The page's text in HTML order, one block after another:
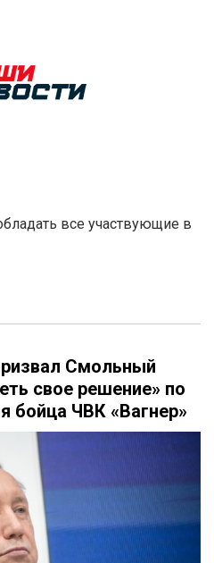
все участвующие в
Смольный
свое решение» по
бойца ЧВК «Вагнер»